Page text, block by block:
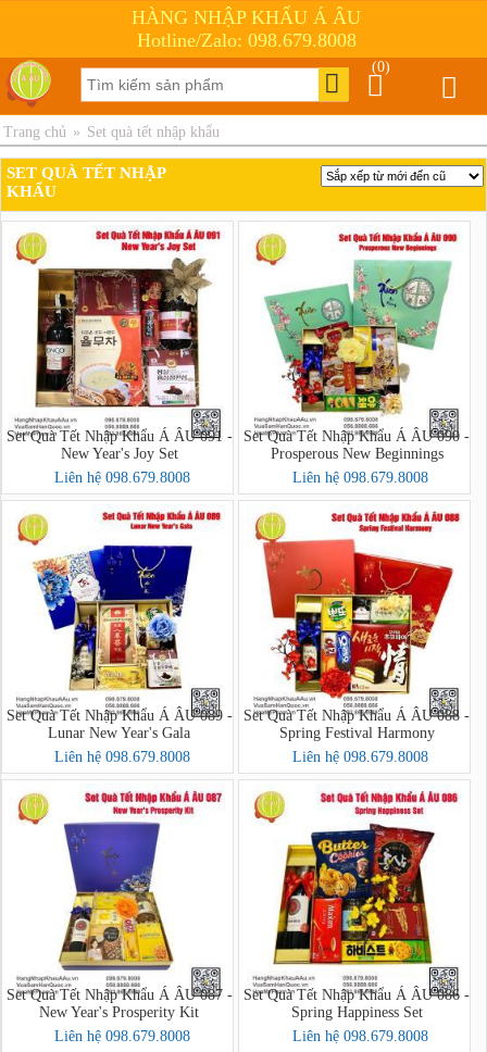
HÀNG NHẬP KHẨU Á ÂU
Hotline/Zalo: 098.679.8008
(0)
Trang chủ » Set quà tết nhập khẩu
SET QUÀ TẾT NHẬP
KHẨU
Set Quà Tết Nhập Khẩu Á ÂU 091 -
New Year's Joy Set
Liên hệ 098.679.8008
Set Quà Tết Nhập Khẩu Á ÂU 090 -
Prosperous New Beginnings
Liên hệ 098.679.8008
Set Quà Tết Nhập Khẩu Á ÂU 089 -
Lunar New Year's Gala
Liên hệ 098.679.8008
Set Quà Tết Nhập Khẩu Á ÂU 088 -
Spring Festival Harmony
Liên hệ 098.679.8008
Set Quà Tết Nhập Khẩu Á ÂU 087 -
New Year's Prosperity Kit
Liên hệ 098.679.8008
Set Quà Tết Nhập Khẩu Á ÂU 086 -
Spring Happiness Set
Liên hệ 098.679.8008